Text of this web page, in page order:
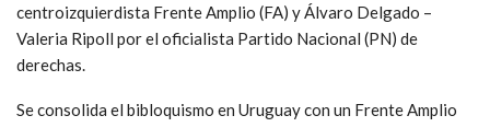
centroizquierdista Frente Amplio (FA) y Álvaro Delgado –
Valeria Ripoll por el oficialista Partido Nacional (PN) de
derechas.
Se consolida el bibloquismo en Uruguay con un Frente Amplio